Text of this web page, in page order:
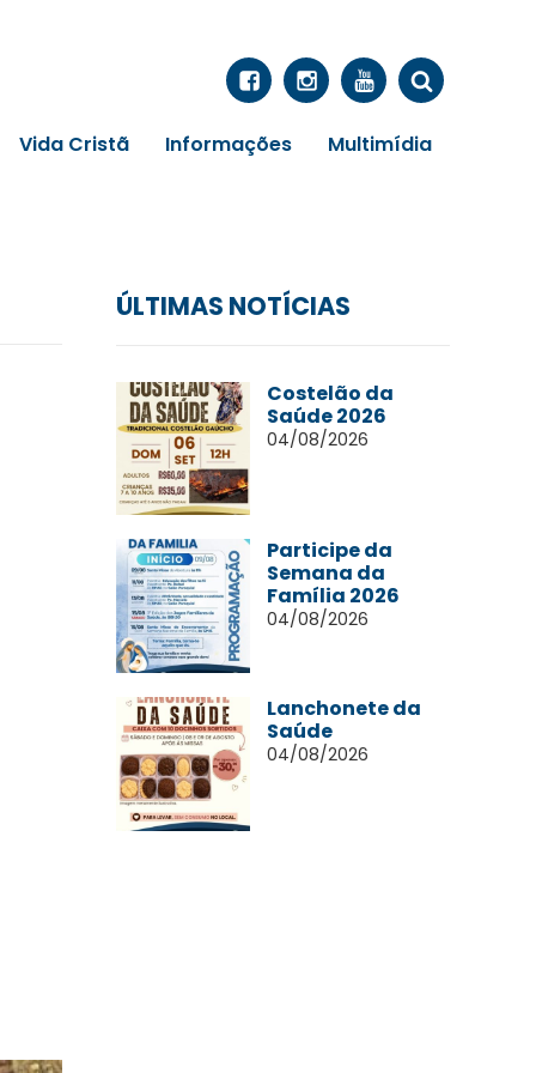
Vida Cristã Informações Multimídia
ÚLTIMAS NOTÍCIAS
Costelão da
Saúde 2026
04/08/2026
Participe da
Semana da
Família 2026
04/08/2026
Lanchonete da
Saúde
04/08/2026